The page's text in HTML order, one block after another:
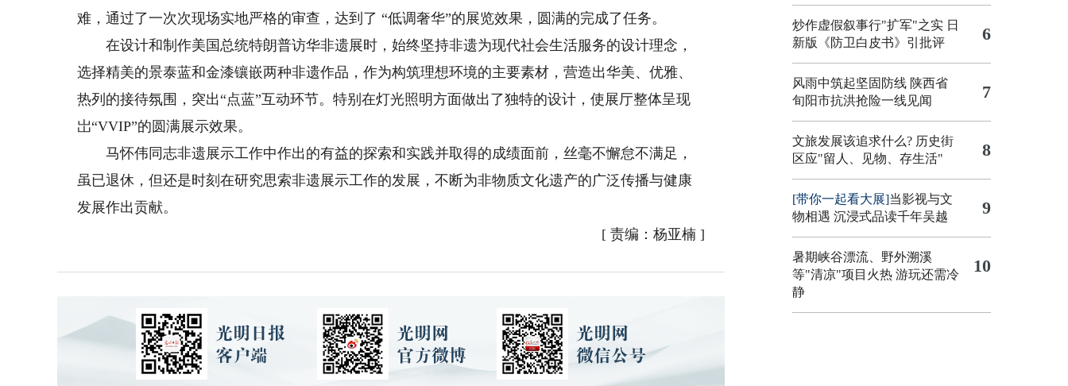
难，通过了一次次现场实地严格的审查，达到了 “低调奢华”的展览效果，圆满的完成了任务。
在设计和制作美国总统特朗普访华非遗展时，始终坚持非遗为现代社会生活服务的设计理念，
选择精美的景泰蓝和金漆镶嵌两种非遗作品，作为构筑理想环境的主要素材，营造出华美、优雅、
热列的接待氛围，突出“点蓝”互动环节。特别在灯光照明方面做出了独特的设计，使展厅整体呈现
岀“VVIP”的圆满展示效果。
马怀伟同志非遗展示工作中作出的有益的探索和实践并取得的成绩面前，丝毫不懈怠不满足，
虽已退休，但还是时刻在研究思索非遗展示工作的发展，不断为非物质文化遗产的广泛传播与健康
发展作出贡献。
[ 责编：杨亚楠]
炒作虚假叙事行"扩军"之实 日
新版《防卫白皮书》引批评
6
风雨中筑起坚固防线 陕西省
旬阳市抗洪抢险一线见闻
7
文旅发展该追求什么? 历史街
区应"留人、见物、存生活"
8
[带你一起看大展]当影视与文
物相遇 沉浸式品读千年吴越
9
暑期峡谷漂流、野外溯溪
等"清凉"项目火热 游玩还需冷
静
10